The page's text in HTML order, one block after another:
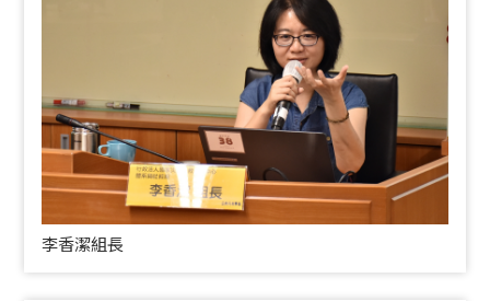
李香潔組長